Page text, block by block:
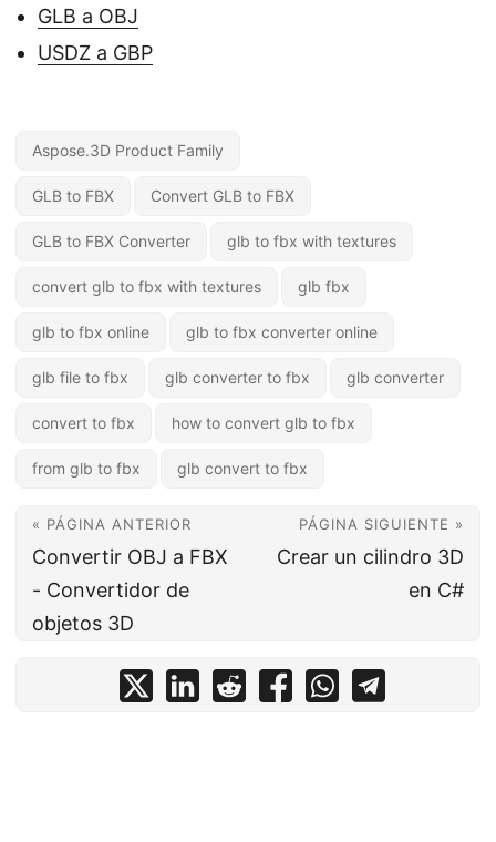
GLB a OBJ
USDZ a GBP
Aspose.3D Product Family
GLB to FBX Convert GLB to FBX
GLB to FBX Converter glb to fbx with textures
convert glb to fbx with textures glb fbx
glb to fbx online glb to fbx converter online
glb file to fbx glb converter to fbx glb converter
convert to fbx how to convert glb to fbx
from glb to fbx glb convert to fbx
« PÁGINA ANTERIOR
Convertir OBJ a FBX
- Convertidor de
objetos 3D
PÁGINA SIGUIENTE »
Crear un cilindro 3D
en C#